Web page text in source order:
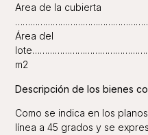
Area de la cubierta
Área del
m2
Descripción de los bienes
Como se indica en los
línea a 45 grados y se